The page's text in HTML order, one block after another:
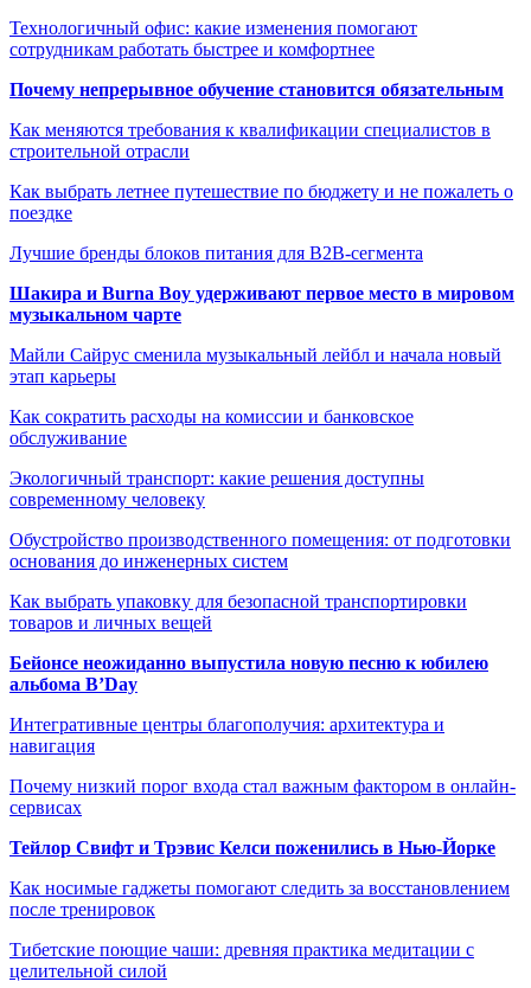
Технологичный офис: какие изменения помогают
сотрудникам работать быстрее и комфортнее
Почему непрерывное обучение становится обязательным
Как меняются требования к квалификации специалистов в
строительной отрасли
Как выбрать летнее путешествие по бюджету и не пожалеть о
поездке
Лучшие бренды блоков питания для B2B-сегмента
Шакира и Burna Boy удерживают первое место в мировом
музыкальном чарте
Майли Сайрус сменила музыкальный лейбл и начала новый
этап карьеры
Как сократить расходы на комиссии и банковское
обслуживание
Экологичный транспорт: какие решения доступны
современному человеку
Обустройство производственного помещения: от подготовки
основания до инженерных систем
Как выбрать упаковку для безопасной транспортировки
товаров и личных вещей
Бейонсе неожиданно выпустила новую песню к юбилею
альбома B’Day
Интегративные центры благополучия: архитектура и
навигация
Почему низкий порог входа стал важным фактором в онлайн-
сервисах
Тейлор Свифт и Трэвис Келси поженились в Нью-Йорке
Как носимые гаджеты помогают следить за восстановлением
после тренировок
Тибетские поющие чаши: древняя практика медитации с
целительной силой